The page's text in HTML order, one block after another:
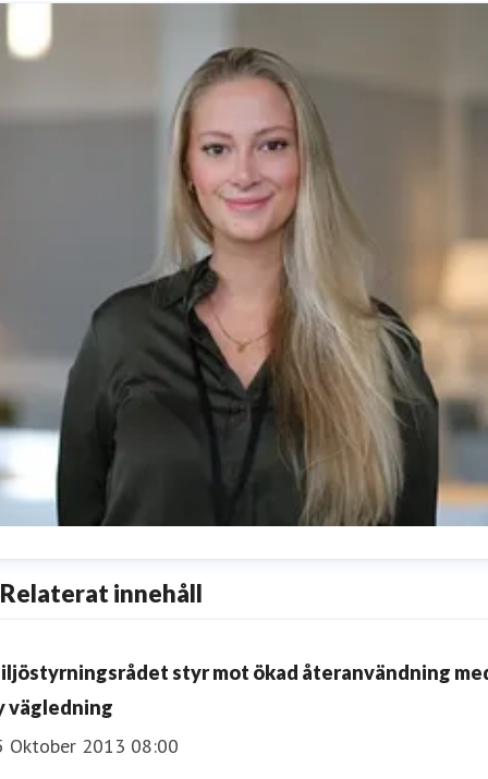
Lundgren
Relaterat innehåll
styr mot ökad återanvändning
vägledning
Oktober 2013 08:00